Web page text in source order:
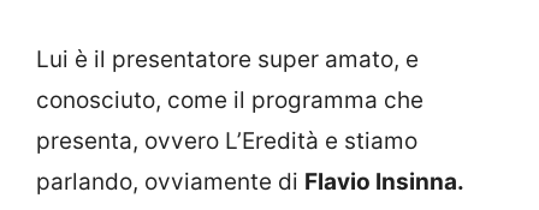
Lui è il presentatore super amato, e
conosciuto, come il programma che
presenta, ovvero L’Eredità e stiamo
parlando, ovviamente di Flavio Insinna.